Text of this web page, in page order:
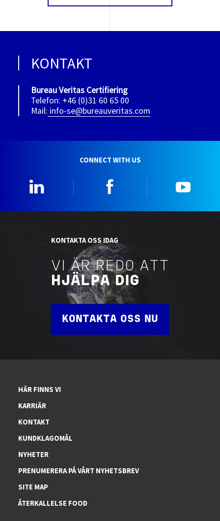
KONTAKT
Bureau Veritas Certifiering
Telefon: +46 (0)31 60 65 00
Mail: info-se@bureauveritas.com
CONNECT WITH US
KONTAKTA OSS IDAG
VI ÄR REDO ATT
HJÄLPA DIG
KONTAKTA OSS NU
HÄR FINNS VI
KARRIÄR
KONTAKT
KUNDKLAGOMÅL
NYHETER
PRENUMERERA PÅ VÅRT NYHETSBREV
SITE MAP
ÅTERKALLELSE FOOD